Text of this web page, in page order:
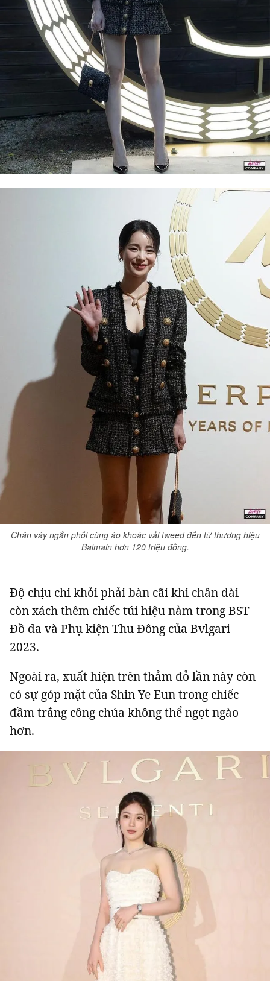
Chân váy ngắn phối cùng áo khoác vải tweed đến từ thương hiệu
Balmain hơn 120 triệu đồng.
Độ chịu chi khỏi phải bàn cãi khi chân dài
còn xách thêm chiếc túi hiệu nằm trong BST
Đồ da và Phụ kiện Thu Đông của Bvlgari
2023.
Ngoài ra, xuất hiện trên thảm đỏ lần này còn
có sự góp mặt của Shin Ye Eun trong chiếc
đầm trắng công chúa không thể ngọt ngào
hơn.